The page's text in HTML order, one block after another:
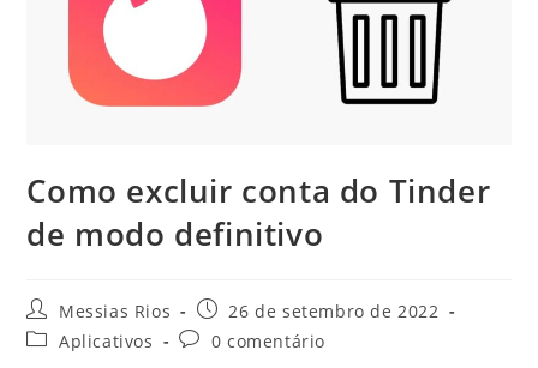
Como excluir conta do Tinder
de modo definitivo
Autor
do
post:
Messias Rios
Post
publicado:
26 de setembro de 2022
Categoria
Aplicativos
Comentários
0 comentário